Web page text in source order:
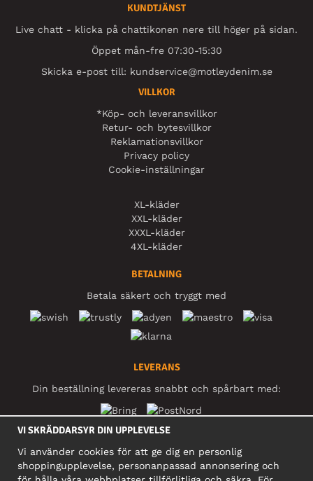
KUNDTJÄNST
Live chatt - klicka på chattikonen nere till höger på sidan.
Öppet mån-fre 07:30-15:30
Skicka e-post till: kundservice@motleydenim.se
VILLKOR
*Köp- och leveransvillkor
Retur- och bytesvillkor
Reklamationsvillkor
Privacy policy
Cookie-inställningar
XL-kläder
XXL-kläder
XXXL-kläder
4XL-kläder
BETALNING
Betala säkert och tryggt med
LEVERANS
Din beställning levereras snabbt och spårbart med:
VI SKRÄDDARSYR DIN UPPLEVELSE
Vi använder cookies för att ge dig en personlig
shoppingupplevelse, personanpassad annonsering och